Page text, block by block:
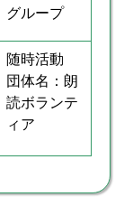
グループ
随時活動
団体名：朗
読ボランテ
ィア